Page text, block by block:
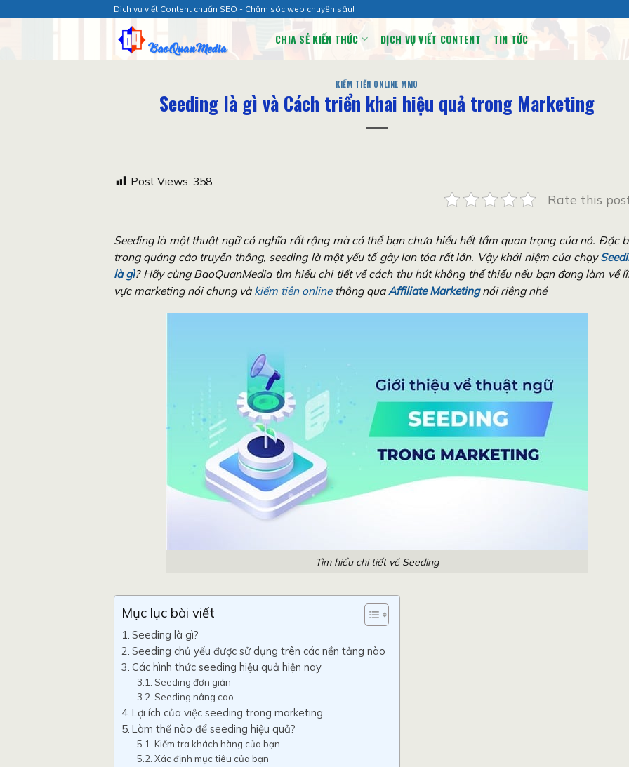
Dịch vụ viết Content chuẩn SEO - Chăm sóc web chuyên sâu!
CHIA SẺ KIẾN THỨC DỊCH VỤ VIẾT CONTENT TIN TỨC
KIẾM TIỀN ONLINE MMO
Seeding là gì và Cách triển khai hiệu quả trong Marketing
Post Views: 358
Rate this
Seeding là một thuật ngữ có nghĩa rất rộng mà có thể bạn chưa hiểu hết tầm quan trọng của nó. Đặc
trong quảng cáo truyền thông, seeding là một yếu tố gây lan tỏa rất lớn. Vậy khái niệm của chạy
là gì? Hãy cùng BaoQuanMedia tìm hiểu chi tiết về cách thu hút không thể thiếu nếu bạn đang làm về
vực marketing nói chung và kiếm tiên onlinethông quaAffiliate Marketingnói riêng nhé
Tìm hiểu chi tiết về Seeding
Mục lục bài viết
Seeding là gì?
Seeding chủ yếu được sử dụng trên các nền tảng nào
Các hình thức seeding hiệu quả hiện nay
Seeding đơn giản
Seeding nâng cao
Lợi ích của việc seeding trong marketing
Làm thế nào để seeding hiệu quả?
Kiểm tra khách hàng của bạn
Xác định mục tiêu của bạn